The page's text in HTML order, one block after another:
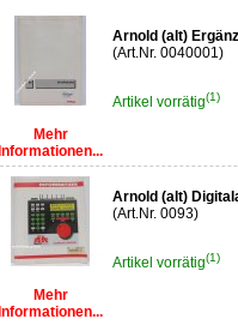
Mehr
Informationen...
Arnold (alt)
(Art.Nr. 0040001)
Artikel vorrätig(1)
Mehr
Informationen...
Arnold (alt)
(Art.Nr. 0093)
Artikel vorrätig(1)